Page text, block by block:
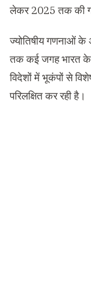
लेकर 2025 तक की
ज्योतिषीय गणनाओं
तक कई जगह भारत के
विदेशों में भूकंपों से
परिलक्षित कर रही है।